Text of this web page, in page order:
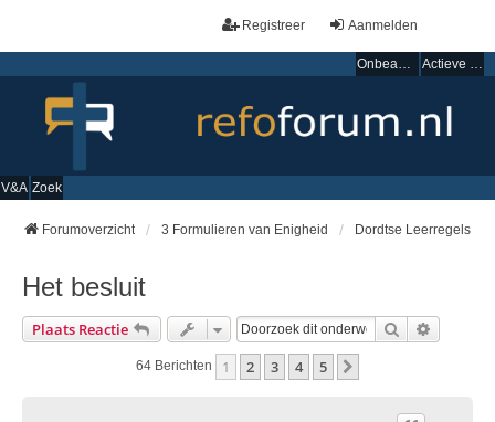
Aanmelden
Registreer
Onbeantwoorde onderwerpen Actieve onderwerpen
V&A Zoek
Forumoverzicht 3 Formulieren van Enigheid Dordtse Leerregels
Het besluit
Plaats Reactie Zoek
64 Berichten 1 2 3 4 5